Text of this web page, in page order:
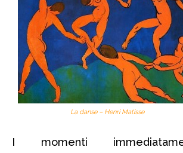
La danse – Henri Matisse
I momenti